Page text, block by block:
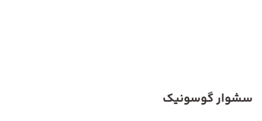
سشوار گوسونیک